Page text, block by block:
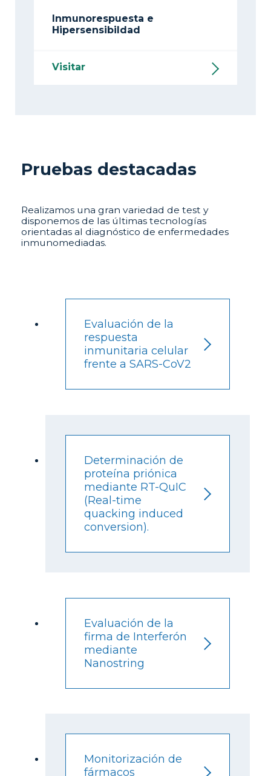
Inmunorespuesta e
Hipersensibildad
Visitar
Pruebas destacadas
Realizamos una gran variedad de test y
disponemos de las últimas tecnologías
orientadas al diagnóstico de enfermedades
inmunomediadas.
Evaluación de la
respuesta
inmunitaria celular
frente a SARS-CoV2
Determinación de
proteína priónica
mediante RT-QuIC
(Real-time
quacking induced
conversion).
Evaluación de la
firma de Interferón
mediante
Nanostring
Monitorización de
fármacos